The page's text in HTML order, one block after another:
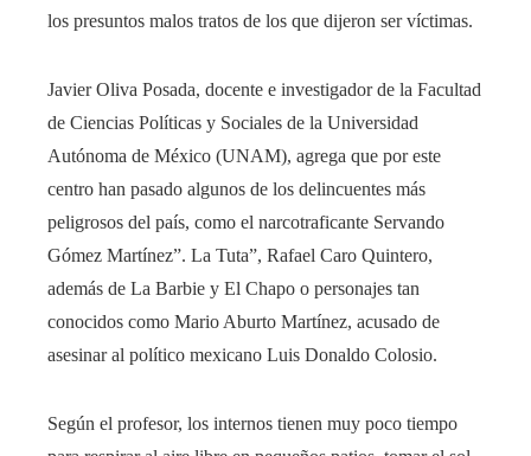
los presuntos malos tratos de los que dijeron ser víctimas.
Javier Oliva Posada, docente e investigador de la Facultad
de Ciencias Políticas y Sociales de la Universidad
Autónoma de México (UNAM), agrega que por este
centro han pasado algunos de los delincuentes más
peligrosos del país, como el narcotraficante Servando
Gómez Martínez”. La Tuta”, Rafael Caro Quintero,
además de La Barbie y El Chapo o personajes tan
conocidos como Mario Aburto Martínez, acusado de
asesinar al político mexicano Luis Donaldo Colosio.
Según el profesor, los internos tienen muy poco tiempo